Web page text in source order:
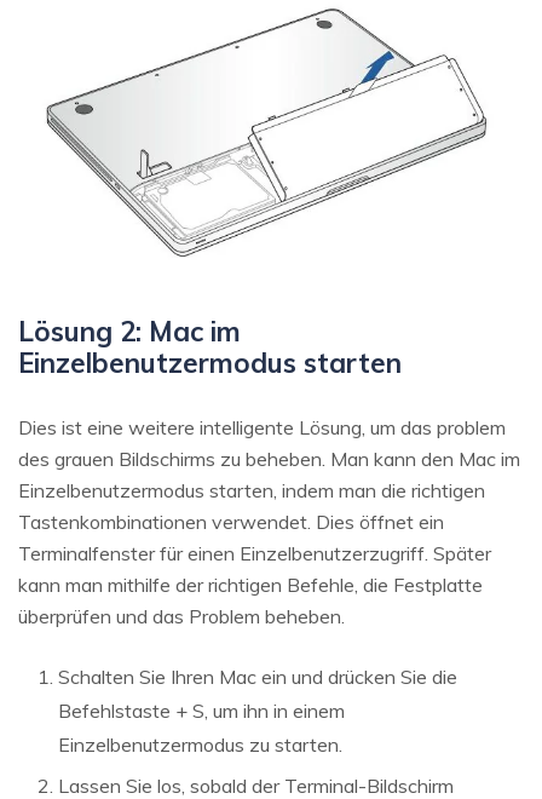
Lösung 2: Mac im
Einzelbenutzermodus starten
Dies ist eine weitere intelligente Lösung, um das problem
des grauen Bildschirms zu beheben. Man kann den Mac im
Einzelbenutzermodus starten, indem man die richtigen
Tastenkombinationen verwendet. Dies öffnet ein
Terminalfenster für einen Einzelbenutzerzugriff. Später
kann man mithilfe der richtigen Befehle, die Festplatte
überprüfen und das Problem beheben.
Schalten Sie Ihren Mac ein und drücken Sie die
Befehlstaste + S, um ihn in einem
Einzelbenutzermodus zu starten.
Lassen Sie los, sobald der Terminal-Bildschirm